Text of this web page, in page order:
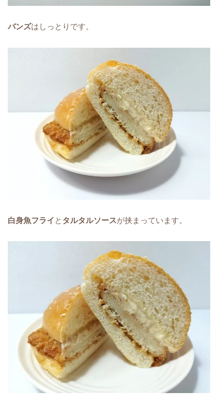
バンズはしっとりです。
白身魚フライ と タルタルソースが挟まっています。